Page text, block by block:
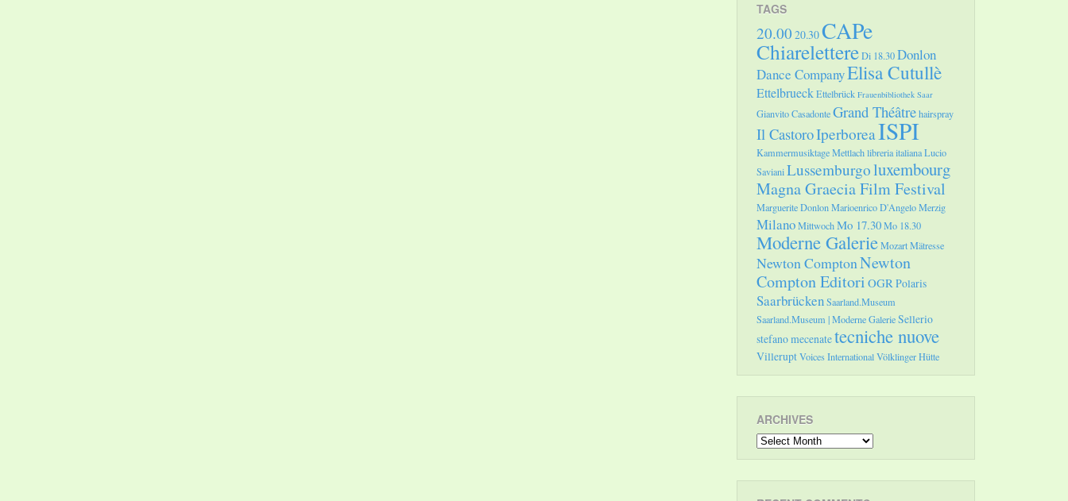
TAGS
20.00 20.30CAPe
ChiarelettereDi 18.30Donlon
Dance CompanyElisa Cutullè
EttelbrueckEttelbrück Frauenbibliothek Saar
Gianvito CasadonteGrand Théâtrehairspray
Il CastoroIperboreaISPI
Kammermusiktage Mettlachlibreria italianaLucio
SavianiLussemburgoluxembourg
Magna Graecia Film Festival
Marguerite DonlonMarioenrico D'AngeloMerzig
MilanoMittwochMo 17.30Mo 18.30
Moderne GalerieMozartMätresse
Newton ComptonNewton
Compton Editori OGRPolaris
SaarbrückenSaarland.Museum
Saarland.Museum | Moderne GalerieSellerio
stefano mecenatetecniche nuove
VilleruptVoices InternationalVölklinger Hütte
ARCHIVES
Archives